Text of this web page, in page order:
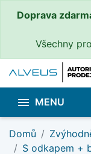
Doprava
Všechny
 MENU
Domů
S odkapem +